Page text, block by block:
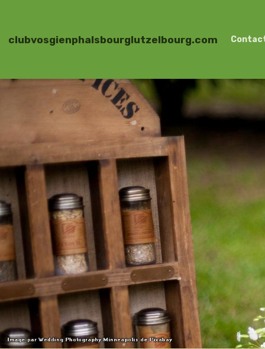
clubvosgienphalsbourglutzelbourg.com